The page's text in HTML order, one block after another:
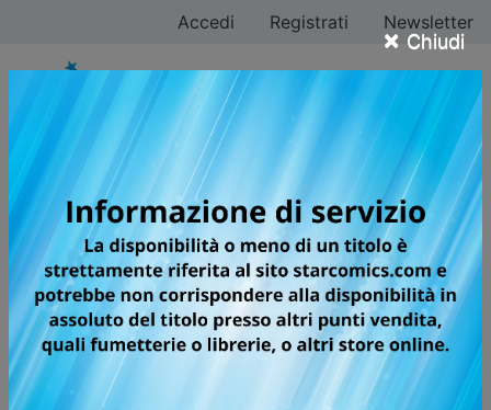
× Chiudi
Accedi Registrati Newsletter
Star Comics al Salone
del Libro 2026: gli
ospiti, gli eventi e le
novità
Star Comics al Salone del Libro 2026: gli ospiti, gli